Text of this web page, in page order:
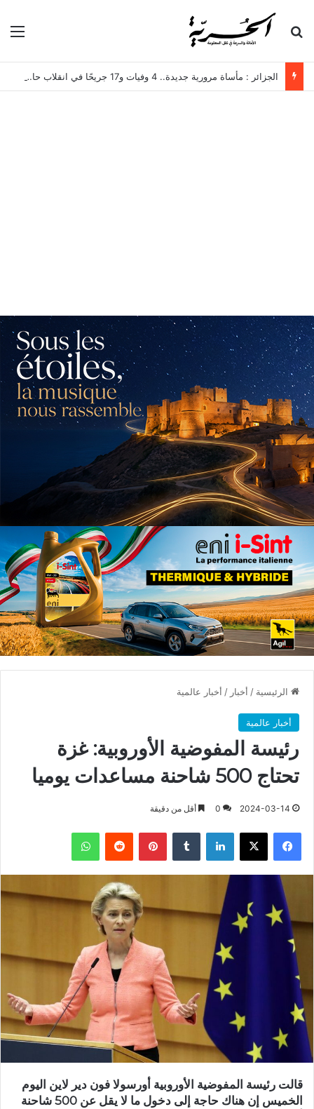
بحث عن
الجزائر : مأساة مرورية جديدة.. 4 وفيات و17 جريحًا في انقلاب حافلة لنقل العمال
الرئيسية / أخبار / أخبار عالمية
أخبار عالمية
رئيسة المفوضية الأوروبية: غزة
تحتاج 500 شاحنة مساعدات يوميا
2024-03-14
0 أقل من دقيقة
فيسبوك X لينكدإن بينتيريست واتساب
قالت رئيسة المفوضية الأوروبية أورسولا فون دير لاين اليوم
الخميس إن هناك حاجة إلى دخول ما لا يقل عن 500 شاحنة